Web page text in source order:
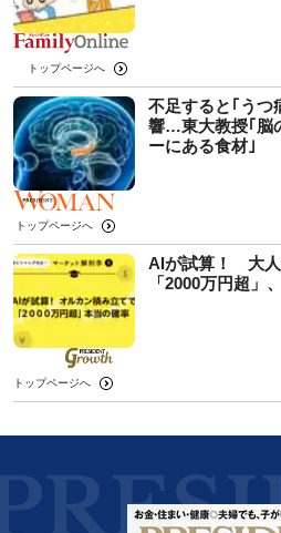
トップページへ
不足すると｢うつ
響…東大教授｢脳
ーにある食材｣
トップページへ
AIが試算！ 大人
「2000万円超」
トップページへ